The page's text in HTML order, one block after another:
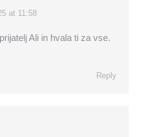
at 11:58
Ali in hvala ti za vse.
Reply